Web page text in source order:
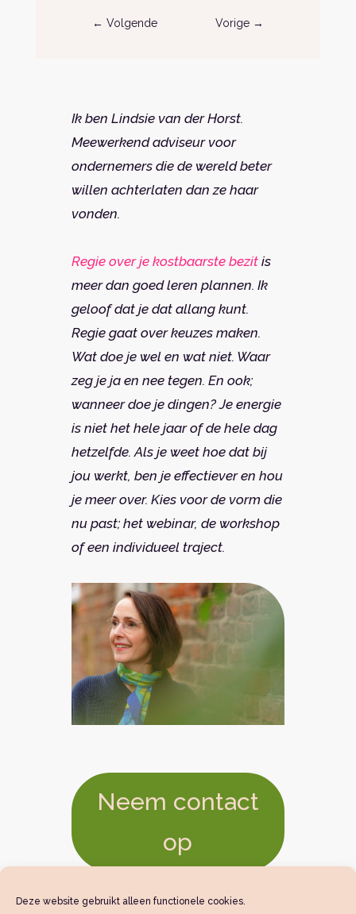
Deze website gebruikt alleen functionele cookies.
←Volgende Vorige→
Ik ben Lindsie van der Horst.
Meewerkend adviseur voor
ondernemers die de wereld beter
willen achterlaten dan ze haar
vonden.
Regie over je kostbaarste bezitis
meer dan goed leren plannen. Ik
geloof dat je dat allang kunt.
Regie gaat over keuzes maken.
Wat doe je wel en wat niet. Waar
zeg je ja en nee tegen. En ook;
wanneer doe je dingen? Je energie
is niet het hele jaar of de hele dag
hetzelfde. Als je weet hoe dat bij
jou werkt, ben je effectiever en hou
je meer over. Kies voor de vorm die
nu past; het webinar, de workshop
of een individueel traject.
Neem contact
op